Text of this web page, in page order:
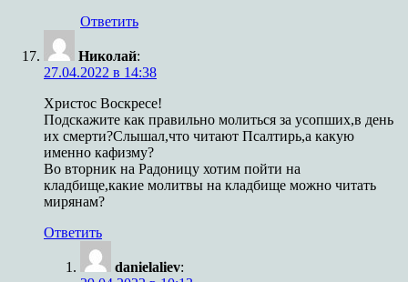
Ответить
Николай:
27.04.2022 в 14:38
Христос Воскресе!
Подскажите как правильно молиться за усопших,в день
их смерти?Слышал,что читают Псалтирь,а какую
именно кафизму?
Во вторник на Радоницу хотим пойти на
кладбище,какие молитвы на кладбище можно читать
мирянам?
Ответить
danielaliev: